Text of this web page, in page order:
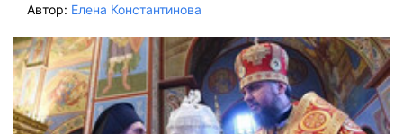
Автор: Елена Константинова